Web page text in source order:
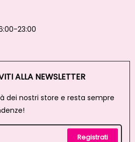
23:00
ALLA NEWSLETTER
dei nostri store e resta sempre
Registrati